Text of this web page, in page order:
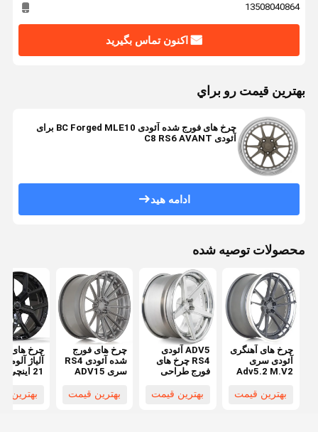
13508040864
اکنون تماس بگیرید
بهترين قيمت رو براي
چرخ های فورج شده آئودی BC Forged MLE10 برای
آئودی C8 RS6 AVANT
ادامه هید
محصولات توصیه شده
چرخ های آهنگری
آئودی سری
Adv5.2 M.V2
بهترین قیمت
ADV5 آئودی
RS4 چرخ های
فورج طراحی
بهترین قیمت
چرخ های فورج
شده آئودی RS4
سری ADV15
بهترین قیمت
چرخ های
آلیاژ
21 اینچی
آئودی Q7
بهترین